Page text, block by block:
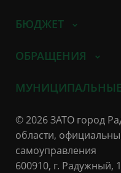
БЮДЖЕТ
ОБРАЩЕНИЯ
МУНИЦИПАЛЬНЫЕ
© 2026 ЗАТО город
области,
самоуправления
600910, г. Радужный,